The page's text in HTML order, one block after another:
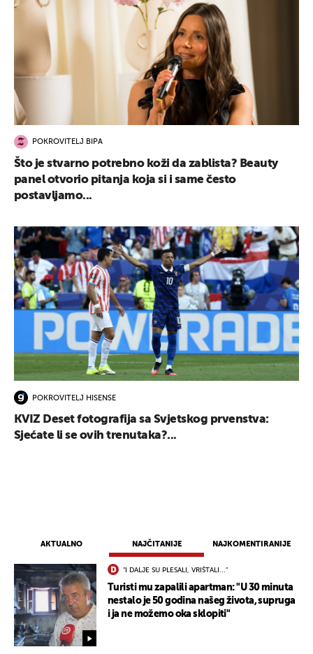
AKTUALNO NAJČITANIJE NAJKOMENTIRANIJE
"I DALJE SU PLESALI, VRIŠTALI..."
Turisti mu zapalili apartman: "U 30 minuta
nestalo je 50 godina našeg života, supruga
i ja ne možemo oka sklopiti"
POKROVITELJ BIPA
Što je stvarno potrebno koži da zablista? Beauty
panel otvorio pitanja koja si i same često
postavljamo...
POKROVITELJ HISENSE
KVIZ Deset fotografija sa Svjetskog prvenstva:
Sjećate li se ovih trenutaka?...